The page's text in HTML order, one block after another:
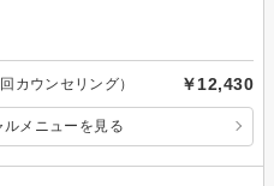
カウンセリング） ￥12,430
メニューを見る